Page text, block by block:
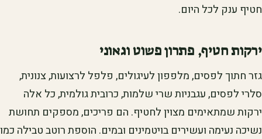
חטיף ענק לכל היום.
ירקות חטיף, פתרון פשוט וגאוני
גזר חתוך לפסים, מלפפון לעיגולים, פלפל לרצועות, צנונית,
סלרי לפסים, עגבניות שרי שלמות, כרובית גולמית, כל אלה
ירקות שמתאימים מצוין לחטיף. הם פריכים, מספקים תחושת
נשיכה נעימה ועשירים בויטמינים ובמים. הוספת רוטב טבילה כמו